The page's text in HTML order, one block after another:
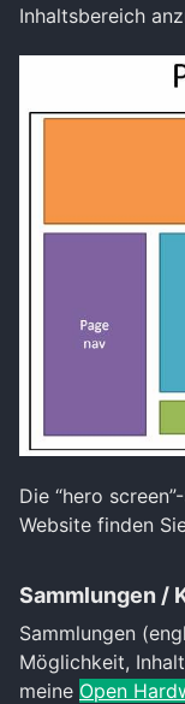
Inhaltsbereich
Die “hero
Website finden
Sammlungen /
Sammlungen
Möglichkeit,
meine Open